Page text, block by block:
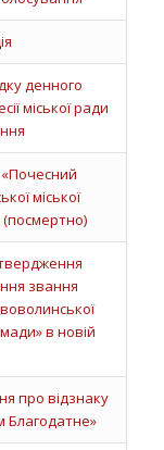
денного
міської ради
міської
(посмертно)
звання
в новій
про відзнаку
Благодатне»